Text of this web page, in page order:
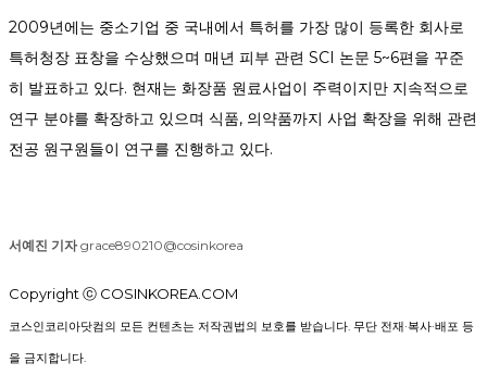
2009년에는 중소기업 중 국내에서 특허를 가장 많이 등록한 회사로
특허청장 표창을 수상했으며 매년 피부 관련 SCI 논문 5~6편을 꾸준
히 발표하고 있다. 현재는 화장품 원료사업이 주력이지만 지속적으로
연구 분야를 확장하고 있으며 식품, 의약품까지 사업 확장을 위해 관련
전공 원구원들이 연구를 진행하고 있다.
서예진 기자grace890210@cosinkorea
Copyright ⓒ COSINKOREA.COM
코스인코리아닷컴의 모든 컨텐츠는 저작권법의 보호를 받습니다. 무단 전재·복사·배포 등
을 금지합니다.